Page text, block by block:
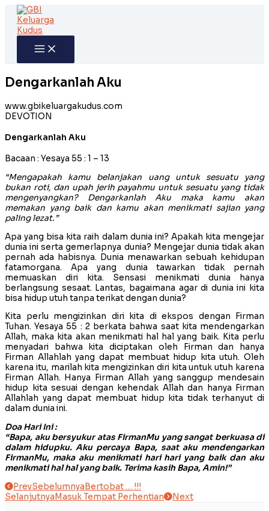
Skip
content
Dengarkanlah Aku
www.gbikeluargakudus.com
DEVOTION
Dengarkanlah Aku
Bacaan : Yesaya 55 : 1 – 13
“Mengapakah kamu belanjakan uang untuk sesuatu yang
bukan roti, dan upah jerih payahmu untuk sesuatu yang tidak
mengenyangkan? Dengarkanlah Aku maka kamu akan
memakan yang baik dan kamu akan menikmati sajian yang
paling lezat.”
Apa yang bisa kita raih dalam dunia ini? Apakah kita mengejar
dunia ini serta gemerlapnya dunia? Mengejar dunia tidak akan
pernah ada habisnya. Dunia menawarkan sebuah kehidupan
fatamorgana. Apa yang dunia tawarkan tidak pernah
memuaskan diri kita. Sensasi menikmati dunia hanya
berlangsung sesaat. Lantas, bagaimana agar di dunia ini kita
bisa hidup utuh tanpa terikat dengan dunia?
Kita perlu mengizinkan diri kita di ekspos dengan Firman
Tuhan. Yesaya 55 : 2 berkata bahwa saat kita mendengarkan
Allah, maka kita akan menikmati hal hal yang baik. Kita perlu
menyadari bahwa kita diciptakan oleh Firman dan hanya
Firman Allahlah yang dapat membuat hidup kita utuh. Oleh
karena itu, marilah kita mengizinkan diri kita untuk utuh karena
Firman Allah. Hanya Firman Allah yang sanggup mendesain
hidup kita sesuai dengan kehendak Allah dan hanya Firman
Allahlah yang dapat membuat hidup kita tidak terhanyut di
dalam dunia ini.
Doa Hari Ini :
“Bapa, aku bersyukur atas FirmanMu yang sangat berkuasa di
dalam hidupku. Aku percaya Bapa, saat aku mendengarkan
FirmanMu, maka aku menikmati hari hari yang baik dan aku
menikmati hal hal yang baik. Terima kasih Bapa, Amin!”
PrevSebelumnya Bertobat … !!!
Selanjutnya Masuk Tempat Perhentian Next